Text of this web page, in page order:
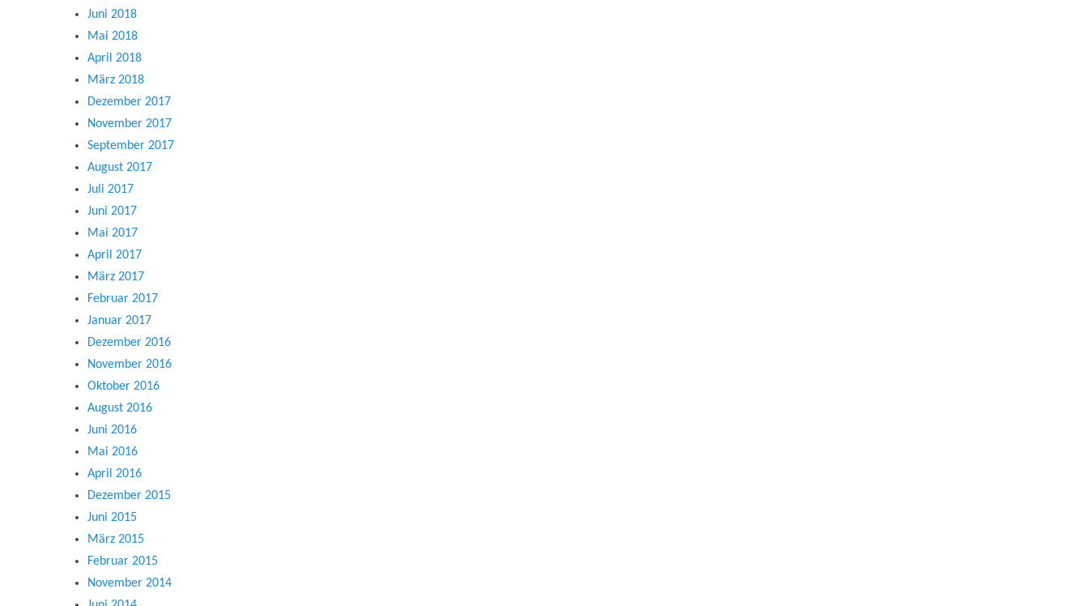
Juni 2018
Mai 2018
April 2018
März 2018
Dezember 2017
November 2017
September 2017
August 2017
Juli 2017
Juni 2017
Mai 2017
April 2017
März 2017
Februar 2017
Januar 2017
Dezember 2016
November 2016
Oktober 2016
August 2016
Juni 2016
Mai 2016
April 2016
Dezember 2015
Juni 2015
März 2015
Februar 2015
November 2014